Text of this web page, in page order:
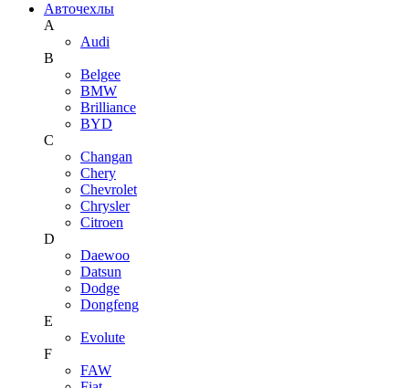
Авточехлы
A
Audi
B
Belgee
BMW
Brilliance
BYD
C
Changan
Chery
Chevrolet
Chrysler
Citroen
D
Daewoo
Datsun
Dodge
Dongfeng
E
Evolute
F
FAW